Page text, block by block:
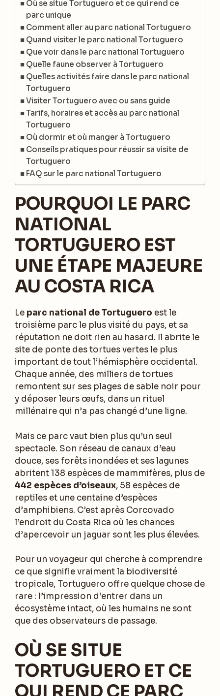
Où se situe Tortuguero et ce qui rend ce
parc unique
Comment aller au parc national Tortuguero
Quand visiter le parc national Tortuguero
Que voir dans le parc national Tortuguero
Quelle faune observer à Tortuguero
Quelles activités faire dans le parc national
Tortuguero
Visiter Tortuguero avec ou sans guide
Tarifs, horaires et accès au parc national
Tortuguero
Où dormir et où manger à Tortuguero
Conseils pratiques pour réussir sa visite de
Tortuguero
FAQ sur le parc national Tortuguero
POURQUOI LE PARC
NATIONAL
TORTUGUERO EST
UNE ÉTAPE MAJEURE
AU COSTA RICA
Le parc national de Tortuguero est le
troisième parc le plus visité du pays, et sa
réputation ne doit rien au hasard. Il abrite le
site de ponte des tortues vertes le plus
important de tout l’hémisphère occidental.
Chaque année, des milliers de tortues
remontent sur ses plages de sable noir pour
y déposer leurs œufs, dans un rituel
millénaire qui n’a pas changé d’une ligne.
Mais ce parc vaut bien plus qu’un seul
spectacle. Son réseau de canaux d’eau
douce, ses forêts inondées et ses lagunes
abritent 138 espèces de mammifères, plus de
442 espèces d’oiseaux, 58 espèces de
reptiles et une centaine d’espèces
d’amphibiens. C’est après Corcovado
l’endroit du Costa Rica où les chances
d’apercevoir un jaguar sont les plus élevées.
Pour un voyageur qui cherche à comprendre
ce que signifie vraiment la biodiversité
tropicale, Tortuguero offre quelque chose de
rare : l’impression d’entrer dans un
écosystème intact, où les humains ne sont
que des observateurs de passage.
OÙ SE SITUE
TORTUGUERO ET CE
QUI REND CE PARC